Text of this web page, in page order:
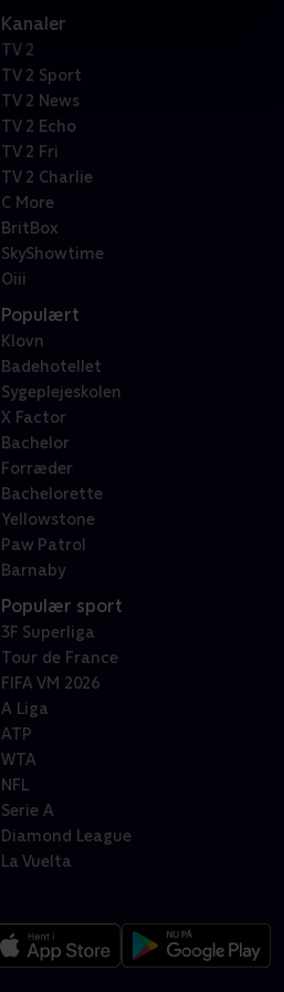
Kanaler
TV 2
TV 2 Sport
TV 2 News
TV 2 Echo
TV 2 Fri
TV 2 Charlie
C More
BritBox
SkyShowtime
Oiii
Populært
Klovn
Badehotellet
Sygeplejeskolen
X Factor
Bachelor
Forræder
Bachelorette
Yellowstone
Paw Patrol
Barnaby
Populær sport
3F Superliga
Tour de France
FIFA VM 2026
A Liga
ATP
WTA
NFL
Serie A
Diamond League
La Vuelta